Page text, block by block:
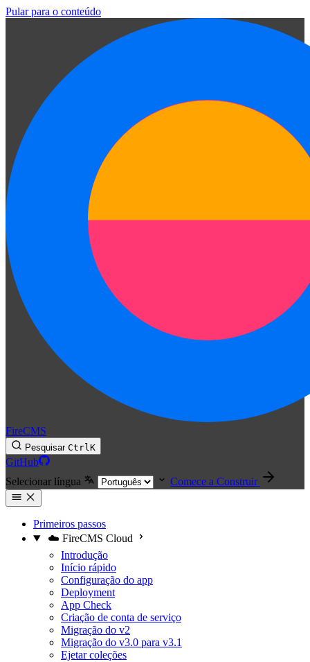
Pular para o conteúdo
FireCMS
Pesquisar CtrlK
GitHub
Selecionar língua
Comece a Construir
Primeiros passos
☁️ FireCMS Cloud
Introdução
Início rápido
Configuração do app
Deployment
App Check
Criação de conta de serviço
Migração do v2
Migração do v3.0 para v3.1
Ejetar coleções